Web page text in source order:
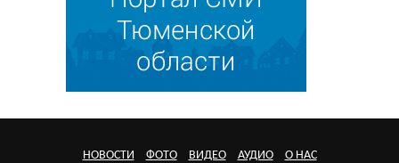
НОВОСТИ ФОТО ВИДЕО АУДИО О НАС